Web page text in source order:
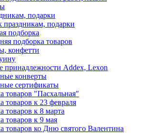
подарки
праздникам, подарки
подборка
подборка товаров
конфетти
принадлежности Addex, Lexon
конверты
сертификаты
товаров "Пасхальная"
товаров к 23 февраля
товаров к 8 марта
товаров к 9 мая
товаров ко Дню святого Валентина